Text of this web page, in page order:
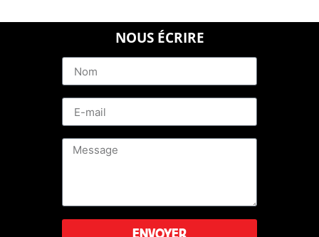
NOUS ÉCRIRE
ENVOYER